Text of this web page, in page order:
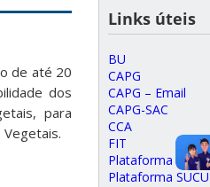
de até 20
dos
para
Links úteis
BU
CAPG
CAPG – Email
CAPG-SAC
CCA
FIT
Plataforma
Plataforma